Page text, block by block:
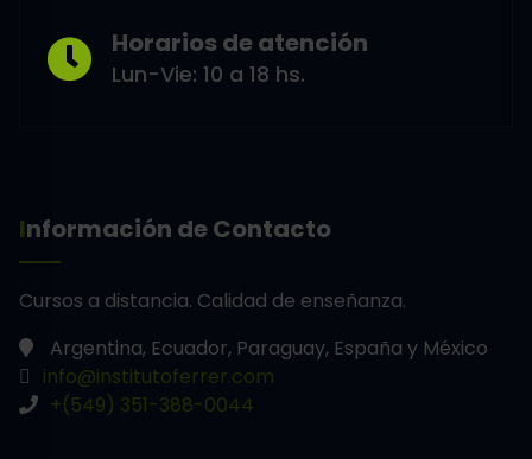
Horarios de atención
Lun-Vie: 10 a 18 hs.
Información de Contacto
Cursos a distancia. Calidad de enseñanza.
Argentina, Ecuador, Paraguay, España y México
info@institutoferrer.com
+(549) 351-388-0044